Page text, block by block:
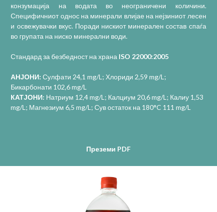
конзумација на водата во неограничени количини.
Специфичниот однос на минерали влијае на нејзиниот лесен
и освежувачки вкус. Поради нискиот минерален состав спаѓа
во групата на ниско минерални води.
Стандард за безбедност на храна ISO 22000:2005
АНЈОНИ: Сулфати 24,1 mg/L; Хлориди 2,59 mg/L;
Бикарбонати 102,6 mg/L
КАТЈОНИ: Натриум 12,4 mg/L; Калциум 20,6 mg/L; Калиу 1,53
mg/L; Магнезиум 6,5 mg/L; Сув остаток на 180°C 111 mg/L
Преземи PDF